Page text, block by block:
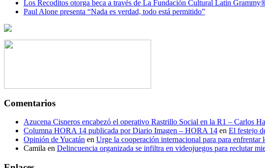
Los Recoditos otorga beca a través de La Fundación Cultural Latin
Paul Alone presenta “Nada es verdad, todo está permitido”
Comentarios
Azucena Cisneros encabezó el operativo Rastrillo Social en la R1 – Carlos
Columna HORA 14 publicada por Diario Imagen – HORA 14 en El festejo
Opinión de Yucatán en Urge la cooperación internacional para para enfrentar
Camila en Delincuencia organizada se infiltra en videojuegos para reclutar